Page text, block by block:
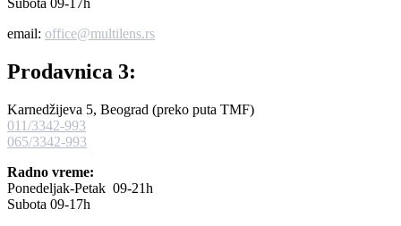
Subota 09-17h
email: office@multilens.rs
Prodavnica 3:
Karnedžijeva 5, Beograd (preko puta TMF)
011/3342-993
065/3342-993
Radno vreme:
Ponedeljak-Petak 09-21h
Subota 09-17h